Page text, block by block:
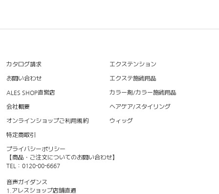
カタログ請求
お問い合わせ
ALES SHOP直営店
会社概要
オンラインショップご利用規約
特定商取引
プライバシーポリシー
エクステンション
エクステ施術用品
カラー剤/カラー施術用品
ヘアケア/スタイリング
ウィッグ
【商品・ご注文についてのお問い合わせ】
TEL：0120-00-6667
音声ガイダンス
1.アレスショップ店舗直通